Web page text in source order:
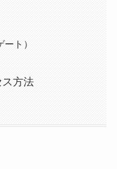
ト）
方法